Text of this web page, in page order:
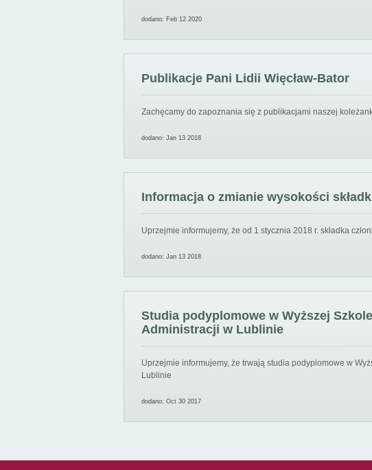
dodano: Feb 12 2020
Publikacje Pani Lidii Więcław-Bator
Zachęcamy do zapoznania się z publikacjami naszej
dodano: Jan 13 2018
Informacja o zmianie wysokości
Uprzejmie informujemy, że od 1 stycznia 2018 r. składka
dodano: Jan 13 2018
Studia podyplomowe w Wyższej
Administracji w Lublinie
Uprzejmie informujemy, że trwają studia podyplomowe w
Lublinie
dodano: Oct 30 2017